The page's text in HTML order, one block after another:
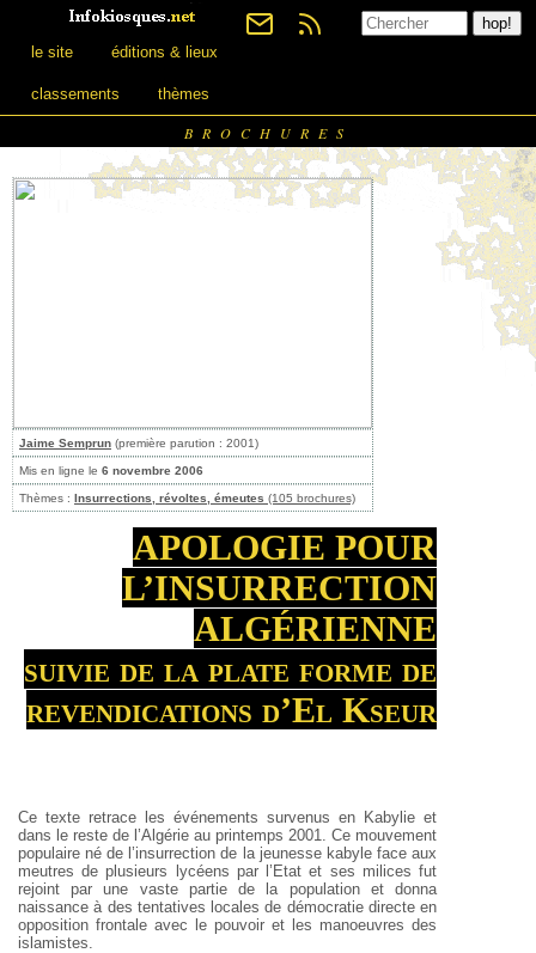
le site éditions & lieux
classements thèmes
BROCHURES
Jaime Semprun (première parution : 2001)
Mis en ligne le 6 novembre 2006
Thèmes : Insurrections, révoltes, émeutes (105 brochures)
APOLOGIE POUR
L’INSURRECTION
ALGÉRIENNE
suivie de la plate forme de
revendications d’El Kseur
Ce texte retrace les événements survenus en Kabylie et
dans le reste de l’Algérie au printemps 2001. Ce mouvement
populaire né de l’insurrection de la jeunesse kabyle face aux
meutres de plusieurs lycéens par l’Etat et ses milices fut
rejoint par une vaste partie de la population et donna
naissance à des tentatives locales de démocratie directe en
opposition frontale avec le pouvoir et les manoeuvres des
islamistes.